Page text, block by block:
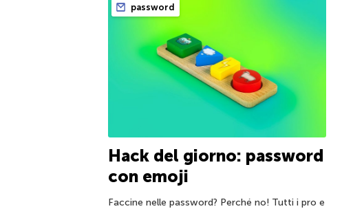
password
Hack del giorno: password
con emoji
Faccine nelle password? Perché no! Tutti i pro e